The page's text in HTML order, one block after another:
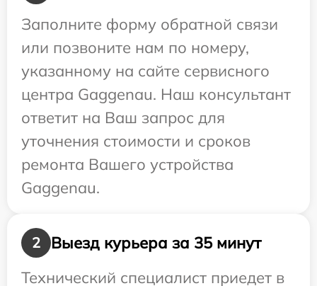
Заполните форму обратной связи
или позвоните нам по номеру,
указанному на сайте сервисного
центра Gaggenau. Наш консультант
ответит на Ваш запрос для
уточнения стоимости и сроков
ремонта Вашего устройства
Gaggenau.
2
Выезд курьера за 35 минут
Технический специалист приедет в